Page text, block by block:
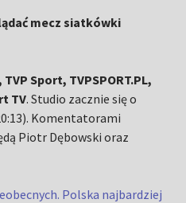
mecz siatkówki
Sport, TVPSPORT.PL,
TV. Studio zacznie się o
Komentatorami
Piotr Dębowski oraz
Polska najbardziej